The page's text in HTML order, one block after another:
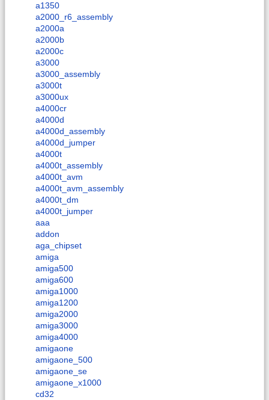
a1350
a2000_r6_assembly
a2000a
a2000b
a2000c
a3000
a3000_assembly
a3000t
a3000ux
a4000cr
a4000d
a4000d_assembly
a4000d_jumper
a4000t
a4000t_assembly
a4000t_avm
a4000t_avm_assembly
a4000t_dm
a4000t_jumper
aaa
addon
aga_chipset
amiga
amiga500
amiga600
amiga1000
amiga1200
amiga2000
amiga3000
amiga4000
amigaone
amigaone_500
amigaone_se
amigaone_x1000
cd32